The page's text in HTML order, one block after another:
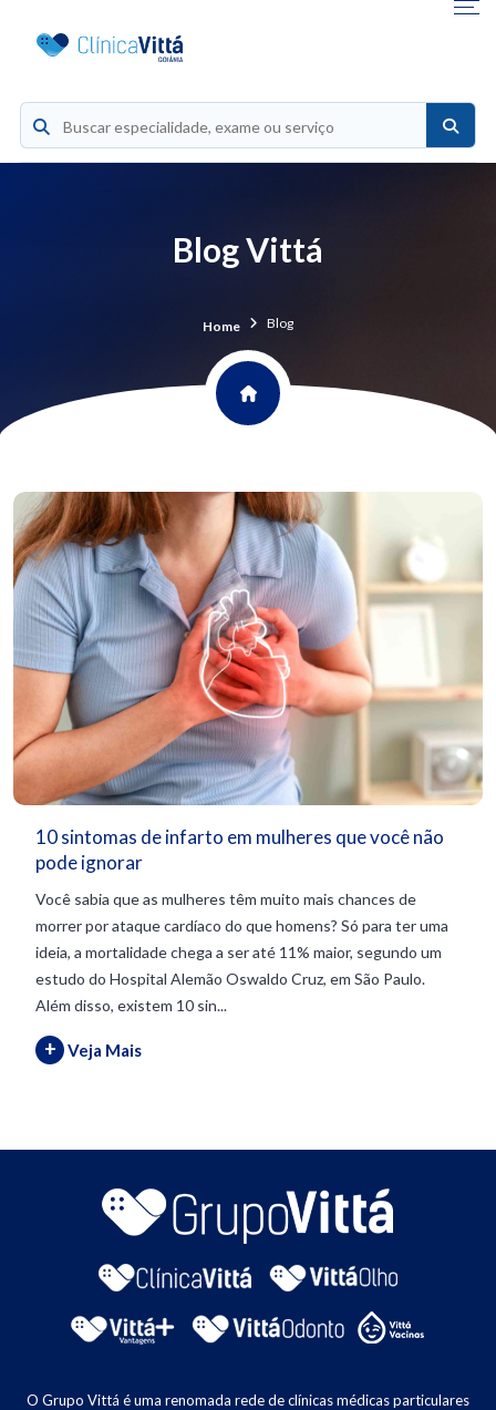
Blog Vittá
Home Blog
10 sintomas de infarto em mulheres que você não
pode ignorar
Você sabia que as mulheres têm muito mais chances de
morrer por ataque cardíaco do que homens? Só para ter uma
ideia, a mortalidade chega a ser até 11% maior, segundo um
estudo do Hospital Alemão Oswaldo Cruz, em São Paulo.
Além disso, existem 10 sin...
+ Veja Mais
O Grupo Vittá é uma renomada rede de clínicas médicas particulares